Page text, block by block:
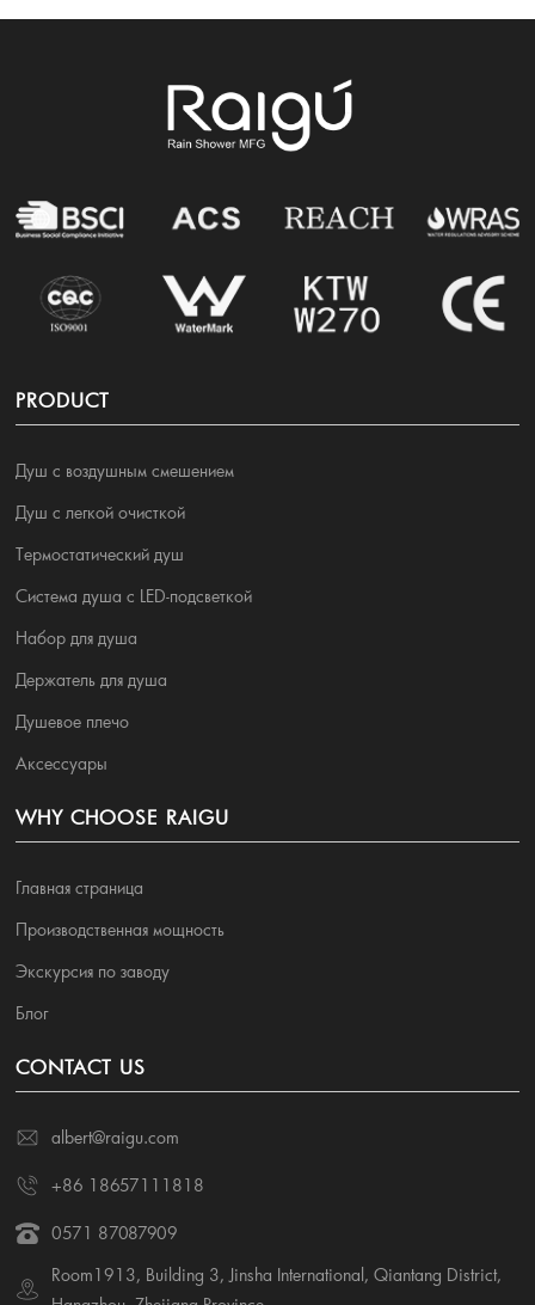
PRODUCT
Душ с воздушным смешением
Душ с легкой очисткой
Термостатический душ
Система душа с LED-подсветкой
Набор для душа
Держатель для душа
Душевое плечо
Аксессуары
WHY CHOOSE RAIGU
Главная страница
Производственная мощность
Экскурсия по заводу
Блог
CONTACT US
albert@raigu.com
+86 18657111818
0571 87087909
Room1913, Building 3, Jinsha International, Qiantang District,